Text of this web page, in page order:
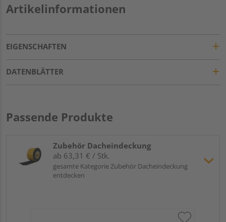
Artikelinformationen
EIGENSCHAFTEN
DATENBLÄTTER
Passende Produkte
Zubehör Dacheindeckung
ab 63,31 € / Stk.
gesamte Kategorie Zubehör Dacheindeckung
entdecken